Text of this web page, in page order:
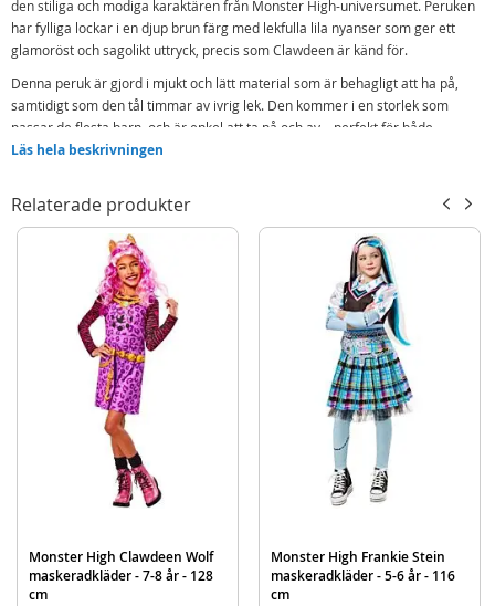
den stiliga och modiga karaktären från Monster High-universumet. Peruken
har fylliga lockar i en djup brun färg med lekfulla lila nyanser som ger ett
glamoröst och sagolikt uttryck, precis som Clawdeen är känd för.
Denna peruk är gjord i mjukt och lätt material som är behagligt att ha på,
samtidigt som den tål timmar av ivrig lek. Den kommer i en storlek som
passar de flesta barn, och är enkel att ta på och av – perfekt för både
maskerad, temafester, Halloween eller bara för en kreativ lekstund hemma.
Detta är inte bara en peruk, utan en nyckel till att träda in i Monster High-
världen där magi, mod och vänskap står i centrum. Låt barnet lysa som
Clawdeen Wolf och uppleva hur roligt det är att leva sig in i en roll. Beställ
idag, och gör kostymleken komplett!
Innehåller:
Monster High Clawdeen Wolf peruk
Mått: one size
Ålder: från 5 år
OBS! Innehåller inte öron - endast peruk.
information
EAN 195884070123
Läs hela beskrivningen
Relaterade produkter
Monster High Clawdeen Wolf
maskeradkläder - 7-8 år - 128
cm
Monster High Frankie Stein
maskeradkläder - 5-6 år - 116
cm